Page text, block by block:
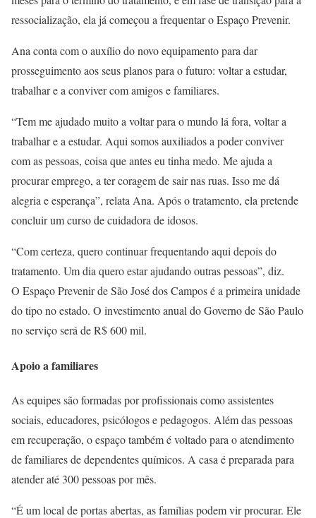
ressocialização, ela já começou a frequentar o Espaço Prevenir.
Ana conta com o auxílio do novo equipamento para dar
prosseguimento aos seus planos para o futuro: voltar a estudar,
trabalhar e a conviver com amigos e familiares.
“Tem me ajudado muito a voltar para o mundo lá fora, voltar a
trabalhar e a estudar. Aqui somos auxiliados a poder conviver
com as pessoas, coisa que antes eu tinha medo. Me ajuda a
procurar emprego, a ter coragem de sair nas ruas. Isso me dá
alegria e esperança”, relata Ana. Após o tratamento, ela pretende
concluir um curso de cuidadora de idosos.
“Com certeza, quero continuar frequentando aqui depois do
tratamento. Um dia quero estar ajudando outras pessoas”, diz.
O Espaço Prevenir de São José dos Campos é a primeira unidade
do tipo no estado. O investimento anual do Governo de São Paulo
no serviço será de R$ 600 mil.
Apoio a familiares
As equipes são formadas por profissionais como assistentes
sociais, educadores, psicólogos e pedagogos. Além das pessoas
em recuperação, o espaço também é voltado para o atendimento
de familiares de dependentes químicos. A casa é preparada para
atender até 300 pessoas por mês.
“É um local de portas abertas, as famílias podem vir procurar. Ele